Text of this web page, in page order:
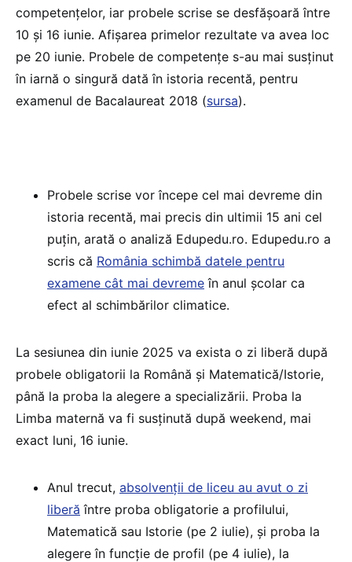
competențelor, iar probele scrise se desfășoară între
10 și 16 iunie. Afișarea primelor rezultate va avea loc
pe 20 iunie. Probele de competențe s-au mai susținut
în iarnă o singură dată în istoria recentă, pentru
examenul de Bacalaureat 2018 (sursa).
Probele scrise vor începe cel mai devreme din
istoria recentă, mai precis din ultimii 15 ani cel
puțin, arată o analiză Edupedu.ro. Edupedu.ro a
scris că România schimbă datele pentru
examene cât mai devreme în anul școlar ca
efect al schimbărilor climatice.
La sesiunea din iunie 2025 va exista o zi liberă după
probele obligatorii la Română și Matematică/Istorie,
până la proba la alegere a specializării. Proba la
Limba maternă va fi susținută după weekend, mai
exact luni, 16 iunie.
Anul trecut, absolvenții de liceu au avut o zi
liberă între proba obligatorie a profilului,
Matematică sau Istorie (pe 2 iulie), și proba la
alegere în funcție de profil (pe 4 iulie), la